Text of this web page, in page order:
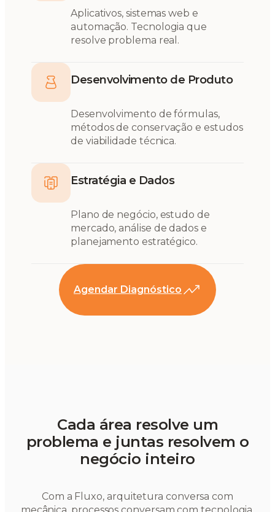
Aplicativos, sistemas web e
automação. Tecnologia que
resolve problema real.
Desenvolvimento de Produto
Desenvolvimento de fórmulas,
métodos de conservação e estudos
de viabilidade técnica.
Estratégia e Dados
Plano de negócio, estudo de
mercado, análise de dados e
planejamento estratégico.
Agendar Diagnóstico
Cada área resolve um
problema e juntas resolvem o
negócio inteiro
Com a Fluxo, arquitetura conversa com